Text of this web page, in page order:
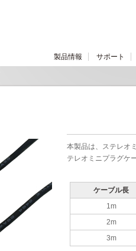
製品情報 サポート
本製品は、ステレオ
テレオミニプラグケ
ケーブル長
1m
2m
3m